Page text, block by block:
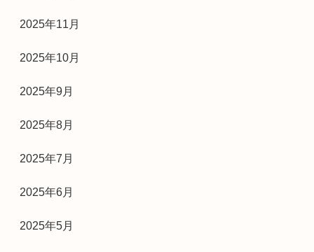
2025年11月
2025年10月
2025年9月
2025年8月
2025年7月
2025年6月
2025年5月